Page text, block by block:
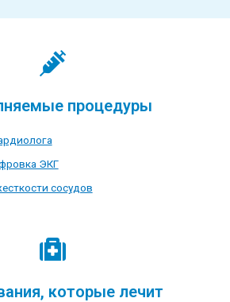
процедуры
ЭКГ
сосудов
которые лечит